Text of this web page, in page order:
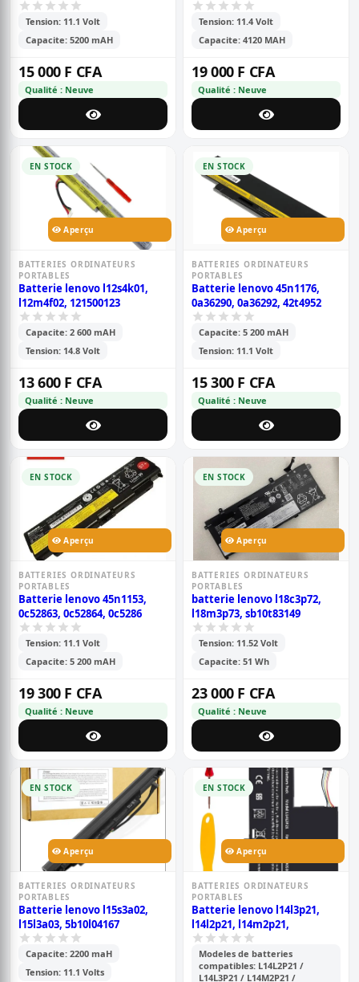
Tension: 11.1 Volt
Capacite: 5200 mAH
15 000 F CFA
Qualité : Neuve
Tension: 11.4 Volt
Capacite: 4120 MAH
19 000 F CFA
Qualité : Neuve
EN STOCK
Aperçu
BATTERIES ORDINATEURS
PORTABLES
Batterie lenovo l12s4k01,
l12m4f02, 121500123
Capacite: 2 600 mAH
Tension: 14.8 Volt
13 600 F CFA
Qualité : Neuve
EN STOCK
Aperçu
BATTERIES ORDINATEURS
PORTABLES
Batterie lenovo 45n1176,
0a36290, 0a36292, 42t4952
Capacite: 5 200 mAH
Tension: 11.1 Volt
15 300 F CFA
Qualité : Neuve
EN STOCK
Aperçu
BATTERIES ORDINATEURS
PORTABLES
Batterie lenovo 45n1153,
0c52863, 0c52864, 0c5286
Tension: 11.1 Volt
Capacite: 5 200 mAH
19 300 F CFA
Qualité : Neuve
EN STOCK
Aperçu
BATTERIES ORDINATEURS
PORTABLES
batterie lenovo l18c3p72,
l18m3p73, sb10t83149
Tension: 11.52 Volt
Capacite: 51 Wh
23 000 F CFA
Qualité : Neuve
EN STOCK
Aperçu
BATTERIES ORDINATEURS
PORTABLES
Batterie lenovo l15s3a02,
l15l3a03, 5b10l04167
Capacite: 2200 maH
Tension: 11.1 Volts
EN STOCK
Aperçu
BATTERIES ORDINATEURS
PORTABLES
Batterie lenovo l14l3p21,
l14l2p21, l14m2p21,
Modeles de batteries
compatibles: L14L2P21 /
L14L3P21 / L14M2P21 /